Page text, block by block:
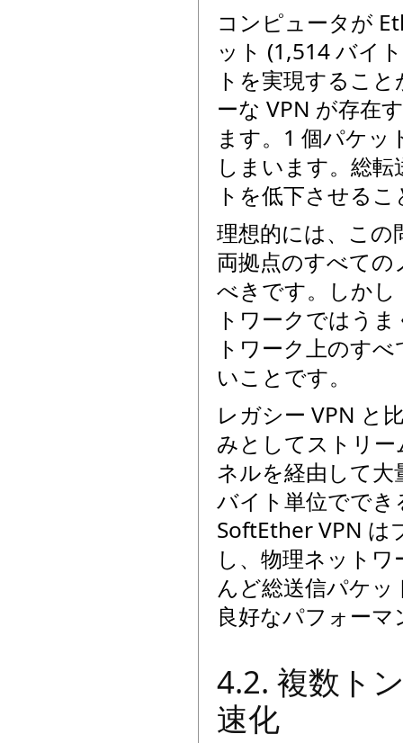
コンピュータが
ット (1,514 バイ
トを実現するこ
ーな VPN が存在
ます。1 個パケッ
しまいます。総
トを低下させる
理想的には、こ
両拠点のすべて
べきです。しか
トワークではう
トワーク上のす
いことです。
レガシー VPN と
みとしてストリ
ネルを経由して
バイト単位でで
SoftEther VPN は
し、物理ネット
んど総送信パケ
良好なパフォー
4.2. 複数ト
速化